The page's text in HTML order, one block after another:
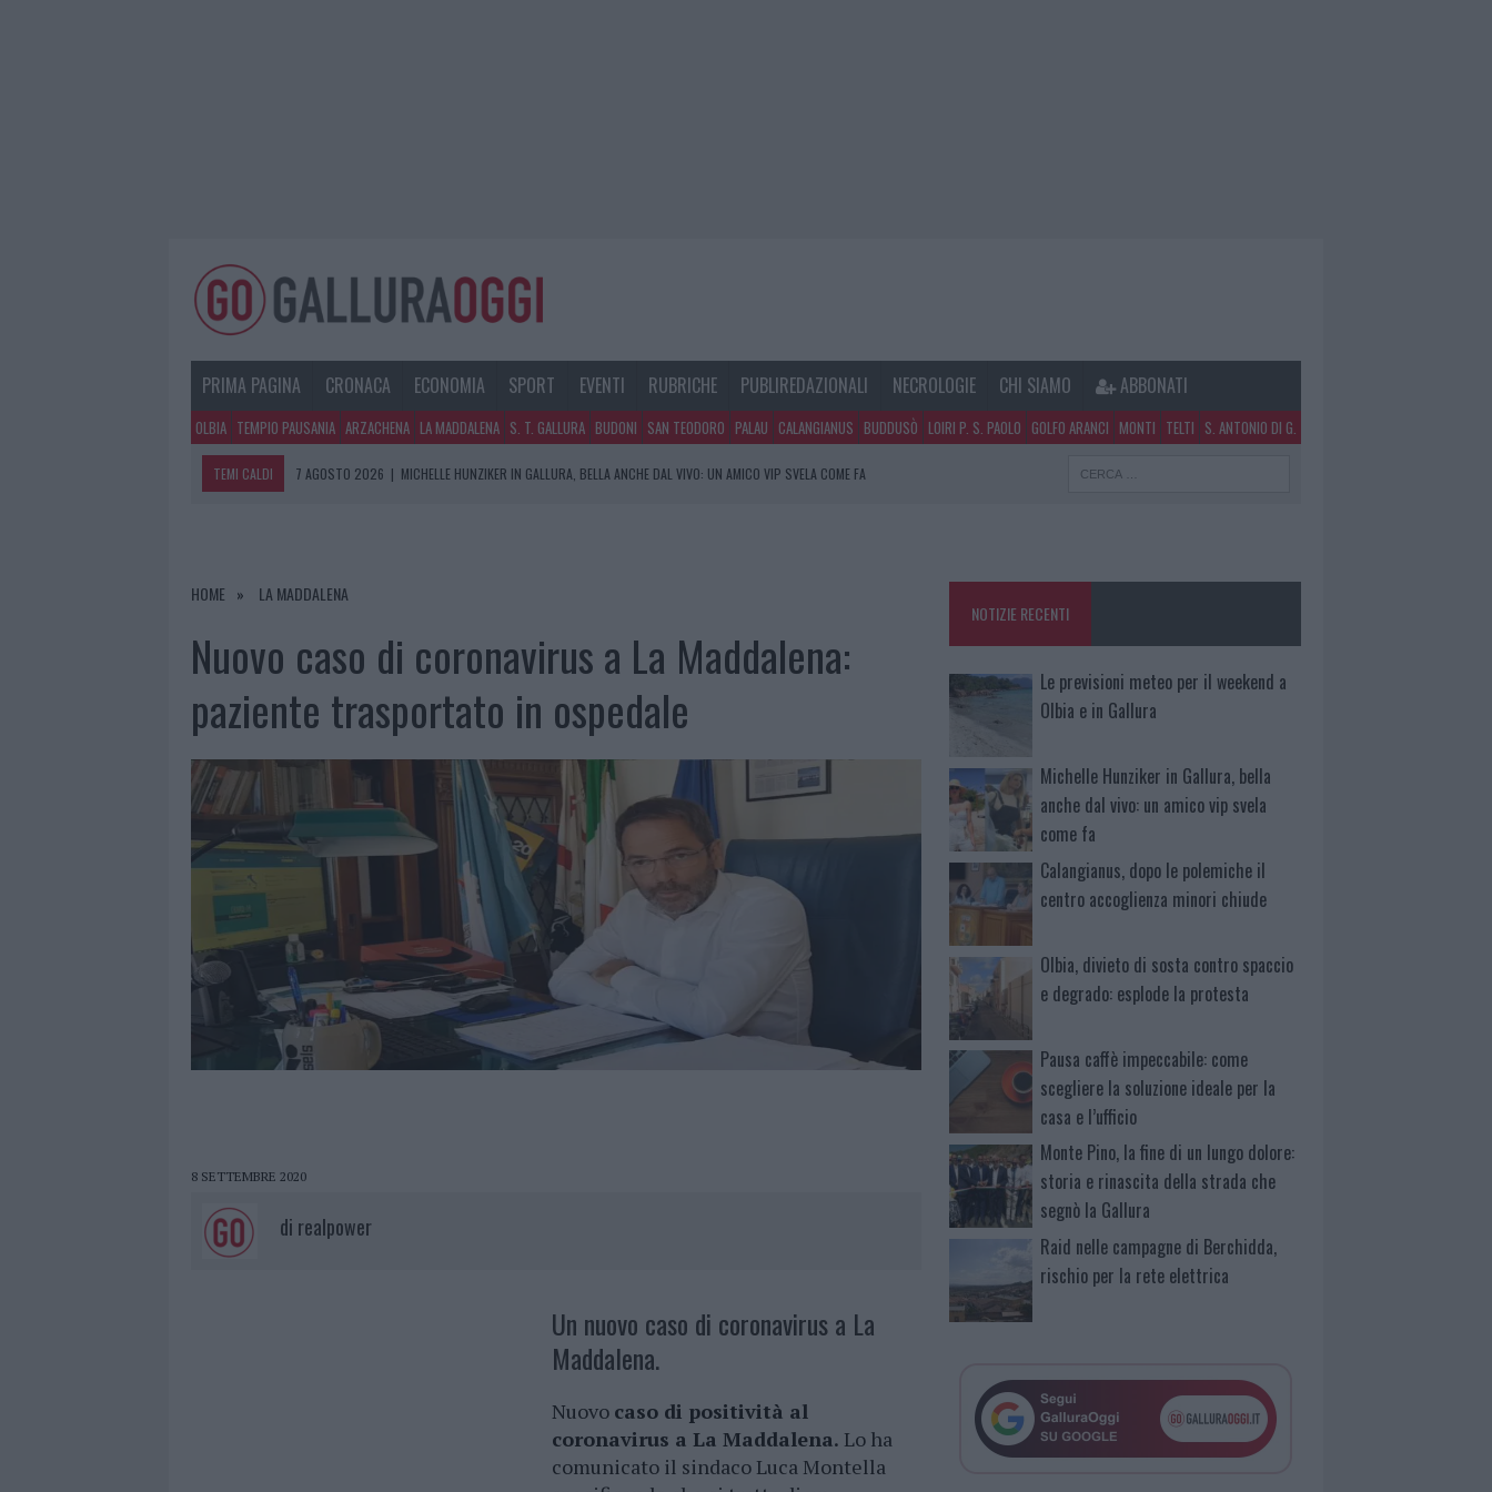
PRIMA PAGINA CRONACA ECONOMIA SPORT EVENTI RUBRICHE PUBLIREDAZIONALI NECROLOGIE CHI SIAMO ABBONATI
OLBIA TEMPIO PAUSANIA ARZACHENA LA MADDALENA S. T. GALLURA BUDONI SAN TEODORO PALAU CALANGIANUS BUDDUSÒ LOIRI P. S. PAOLO GOLFO ARANCI MONTI TELTI S. ANTONIO DI G.
TEMI CALDI 7 AGOSTO 2026 | MICHELLE HUNZIKER IN GALLURA, BELLA ANCHE DAL VIVO: UN AMICO VIP SVELA COME FA
7 AGOSTO 2026 | PAUSA CAFFÈ IMPECCABILE: COME SCEGLIERE LA SOLUZIONE IDEALE PER LA CASA E L’UFFICIO
HOME LA MADDALENA
Nuovo caso di coronavirus a La Maddalena:
paziente trasportato in ospedale
8 SETTEMBRE 2020
di realpower
Un nuovo caso di coronavirus a La
Maddalena.
Nuovo caso di positività al
coronavirus a La Maddalena. Lo ha
comunicato il sindaco Luca Montella
NOTIZIE RECENTI
Le previsioni meteo per il weekend a
Olbia e in Gallura
Michelle Hunziker in Gallura, bella
anche dal vivo: un amico vip svela
come fa
Calangianus, dopo le polemiche il
centro accoglienza minori chiude
Olbia, divieto di sosta contro spaccio
e degrado: esplode la protesta
Pausa caffè impeccabile: come
scegliere la soluzione ideale per la
casa e l’ufficio
Monte Pino, la fine di un lungo dolore:
storia e rinascita della strada che
segnò la Gallura
Raid nelle campagne di Berchidda,
rischio per la rete elettrica